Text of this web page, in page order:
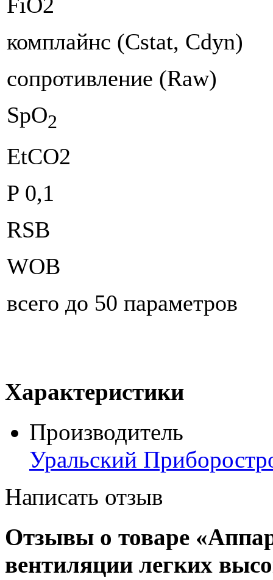
FiO2
комплайнс (Cstat, Cdyn)
сопротивление (Raw)
SpO2
EtCO2
P 0,1
RSB
WOB
всего до 50 параметров
Характеристики
Производитель
Уральский
Написать отзыв
Отзывы о товаре
вентиляции легких